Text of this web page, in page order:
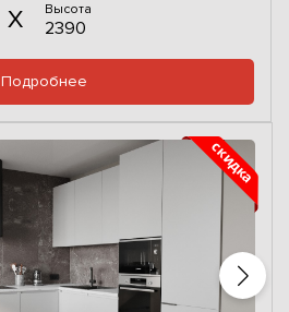
Высота
2390
Подробнее